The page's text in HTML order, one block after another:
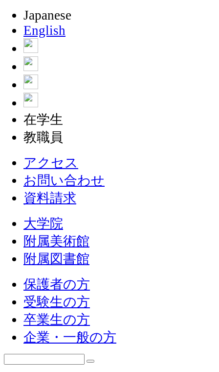
Japanese
English
在学生
教職員
アクセス
お問い合わせ
資料請求
大学院
附属美術館
附属図書館
保護者の方
受験生の方
卒業生の方
企業・一般の方